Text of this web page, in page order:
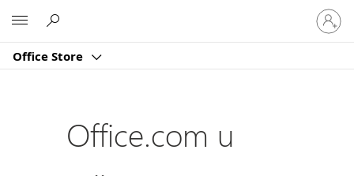
Office Store
Prijavite
se
u
račun
Office.com u